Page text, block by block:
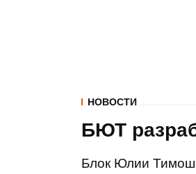
НОВОСТИ
БЮТ
Блок Юлии